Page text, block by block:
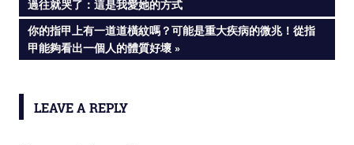
Post
navigation
POST:
過往就哭了：這是我愛她的方式
NEXT
POST:
你的指甲上有一道道橫紋嗎？可能是重大疾病的微兆！從指
甲能夠看出一個人的體質好壞
LEAVE A REPLY